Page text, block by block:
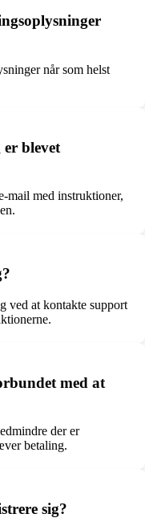
når som helst
blevet
mail med instruktioner,
ved at kontakte support
med at
der er
betaling.
sig?